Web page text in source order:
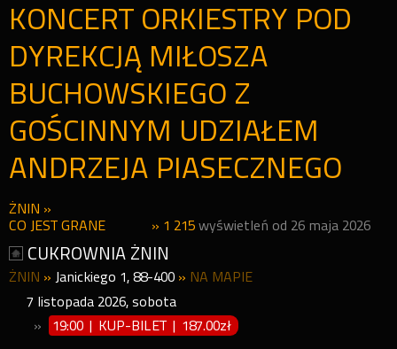
KONCERT ORKIESTRY POD
DYREKCJĄ MIŁOSZA
BUCHOWSKIEGO Z
GOŚCINNYM UDZIAŁEM
ANDRZEJA PIASECZNEGO
ŻNIN »
CO JEST GRANE
» 1 215 wyświetleń od 26 maja 2026
CUKROWNIA ŻNIN
ŻNIN » Janickiego 1, 88-400 » NA MAPIE
7 listopada 2026, sobota
»
19:00 | KUP-BILET | 187.00zł